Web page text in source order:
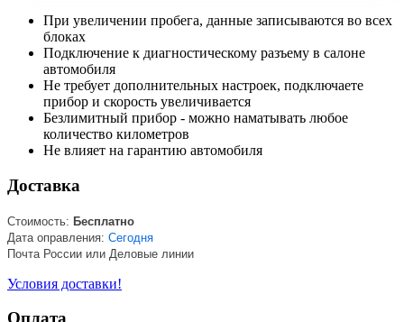
При увеличении пробега, данные записываются во всех
блоках
Подключение к диагностическому разъему в салоне
автомобиля
Не требует дополнительных настроек, подключаете
прибор и скорость увеличивается
Безлимитный прибор - можно наматывать любое
количество километров
Не влияет на гарантию автомобиля
Доставка
Стоимость: Бесплатно
Дата оправления: Сегодня
Почта России или Деловые линии
Условия доставки!